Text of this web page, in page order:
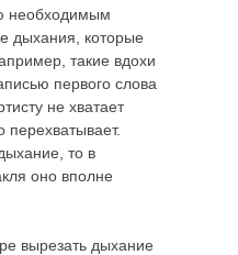
необходимым
дыхания, которые
такие вдохи
первого слова
не хватает
то в
оно вполне
вырезать дыхание